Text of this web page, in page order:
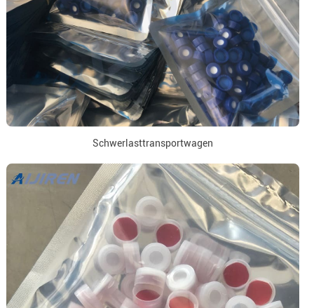
Schwerlasttransportwagen